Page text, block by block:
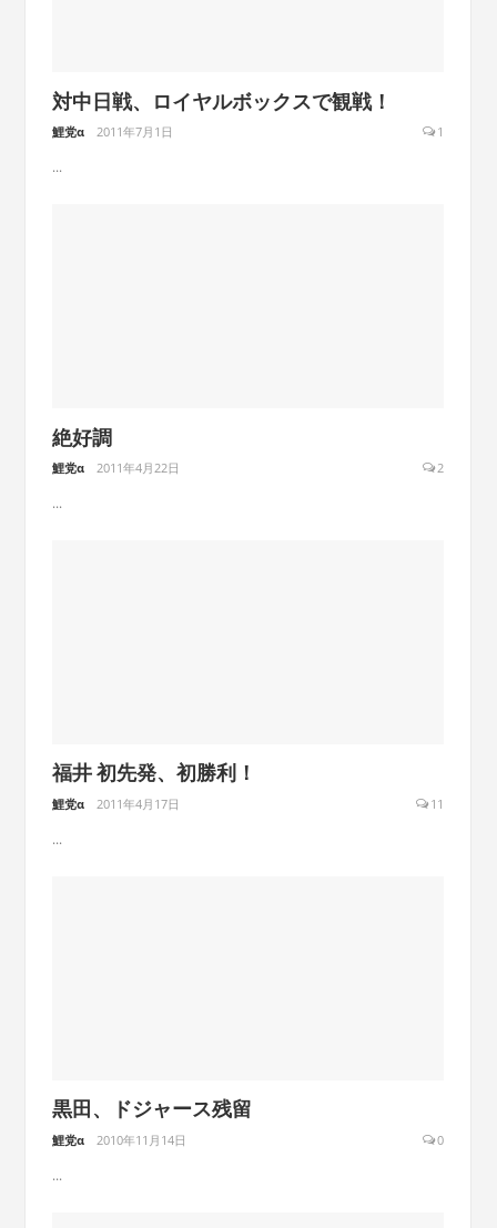
対中日戦、ロイヤルボックスで観戦！
鯉党α 2011年7月1日 1
...
絶好調
鯉党α 2011年4月22日 2
...
福井 初先発、初勝利！
鯉党α 2011年4月17日 11
...
黒田、ドジャース残留
鯉党α 2010年11月14日 0
...